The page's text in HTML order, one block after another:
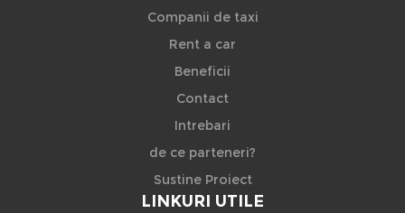
Companii de taxi
Rent a car
Beneficii
Contact
Intrebari
de ce parteneri?
Sustine Proiect
LINKURI UTILE